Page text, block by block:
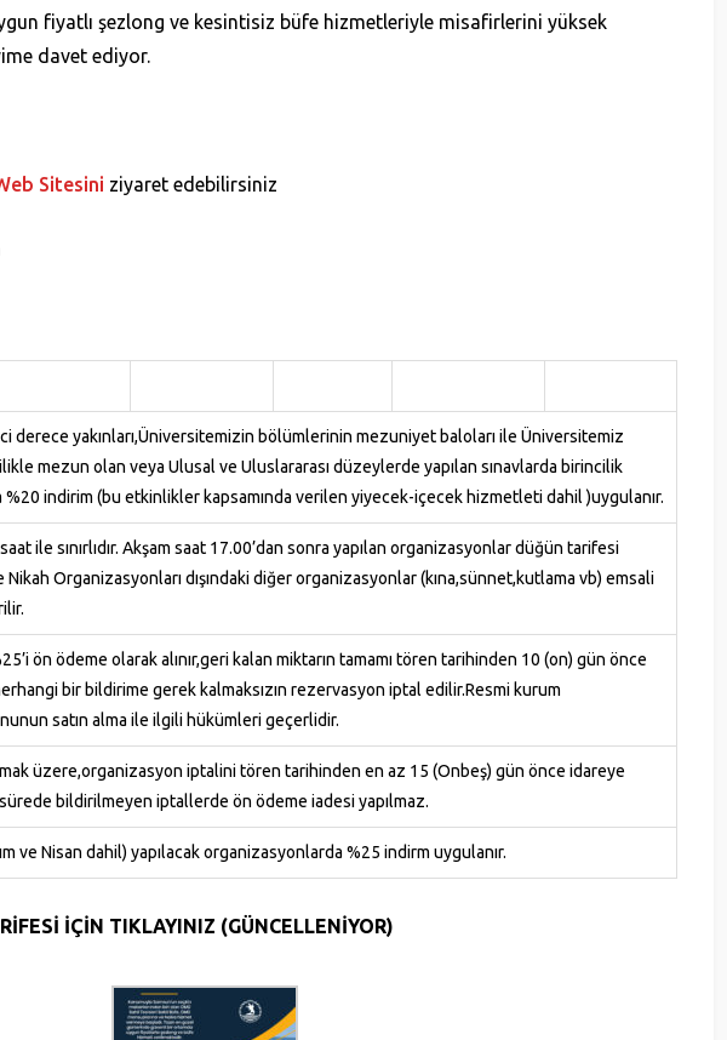
fiyatlı şezlong ve kesintisiz büfe hizmetleriyle misafirlerini yüksek
davet ediyor.
Sitesini ziyaret edebilirsiniz
derece yakınları,Üniversitemizin bölümlerinin mezuniyet baloları ile Üniversitemiz
mezun olan veya Ulusal ve Uluslararası düzeylerde yapılan sınavlarda birincilik
indirim (bu etkinlikler kapsamında verilen yiyecek-içecek hizmetleti dahil )uygulanır.
ile sınırlıdır. Akşam saat 17.00’dan sonra yapılan organizasyonlar düğün tarifesi
Organizasyonları dışındaki diğer organizasyonlar (kına,sünnet,kutlama vb) emsali
ön ödeme olarak alınır,geri kalan miktarın tamamı tören tarihinden 10 (on) gün önce
bir bildirime gerek kalmaksızın rezervasyon iptal edilir.Resmi kurum
satın alma ile ilgili hükümleri geçerlidir.
üzere,organizasyon iptalini tören tarihinden en az 15 (Onbeş) gün önce idareye
bildirilmeyen iptallerde ön ödeme iadesi yapılmaz.
ve Nisan dahil) yapılacak organizasyonlarda %25 indirm uygulanır.
İÇİN TIKLAYINIZ (GÜNCELLENİYOR)